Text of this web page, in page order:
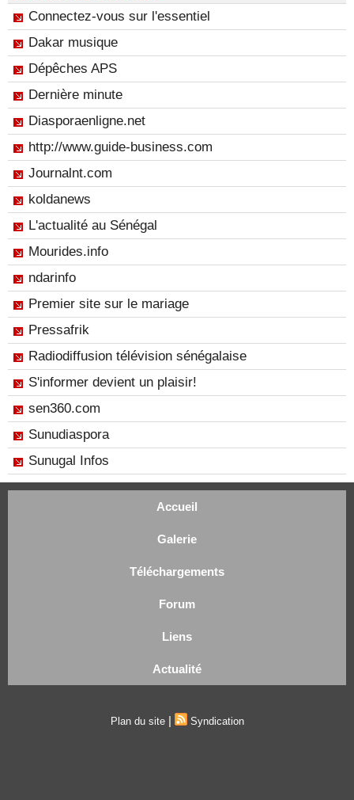
Connectez-vous sur l'essentiel
Dakar musique
Dépêches APS
Dernière minute
Diasporaenligne.net
http://www.guide-business.com
Journalnt.com
koldanews
L'actualité au Sénégal
Mourides.info
ndarinfo
Premier site sur le mariage
Pressafrik
Radiodiffusion télévision sénégalaise
S'informer devient un plaisir!
sen360.com
Sunudiaspora
Sunugal Infos
Accueil
Galerie
Téléchargements
Forum
Liens
Actualité
Plan du site | Syndication